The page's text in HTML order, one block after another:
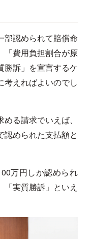
認められて賠償命
「費用負担割合が原
勝訴」を宣言するケ
考えればよいのでし
る請求でいえば、
められた支払額と
万円しか認められ
実質勝訴」といえ